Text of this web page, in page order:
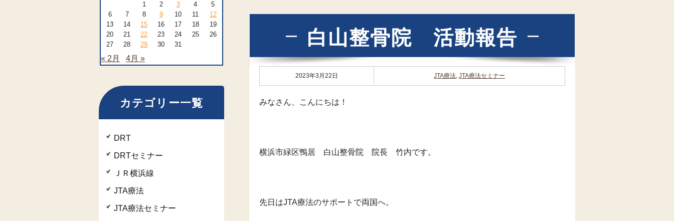
白山整骨院 活動報告
2023年3月22日 JTA療法, JTA療法セミナー
みなさん、こんにちは！
横浜市緑区鴨居 白山整骨院 院長 竹内です。
先日はJTA療法のサポートで両国へ。
1
2 3 4
5
6
7 8 9 10 11
12
13
14 15 16 17 18
19
20
21 22 23 24 25
26
27
28 29 30 31
« 2月 4月 »
カテゴリー一覧
DRT
DRTセミナー
ＪＲ横浜線
JTA療法
JTA療法セミナー